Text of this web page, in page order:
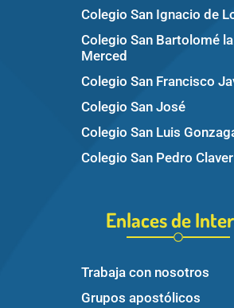
Colegio San Ignacio de
Colegio San Bartolomé la
Merced
Colegio San Francisco
Colegio San José
Colegio San Luis
Colegio San Pedro Claver
Enlaces de
Trabaja con nosotros
Grupos apostólicos